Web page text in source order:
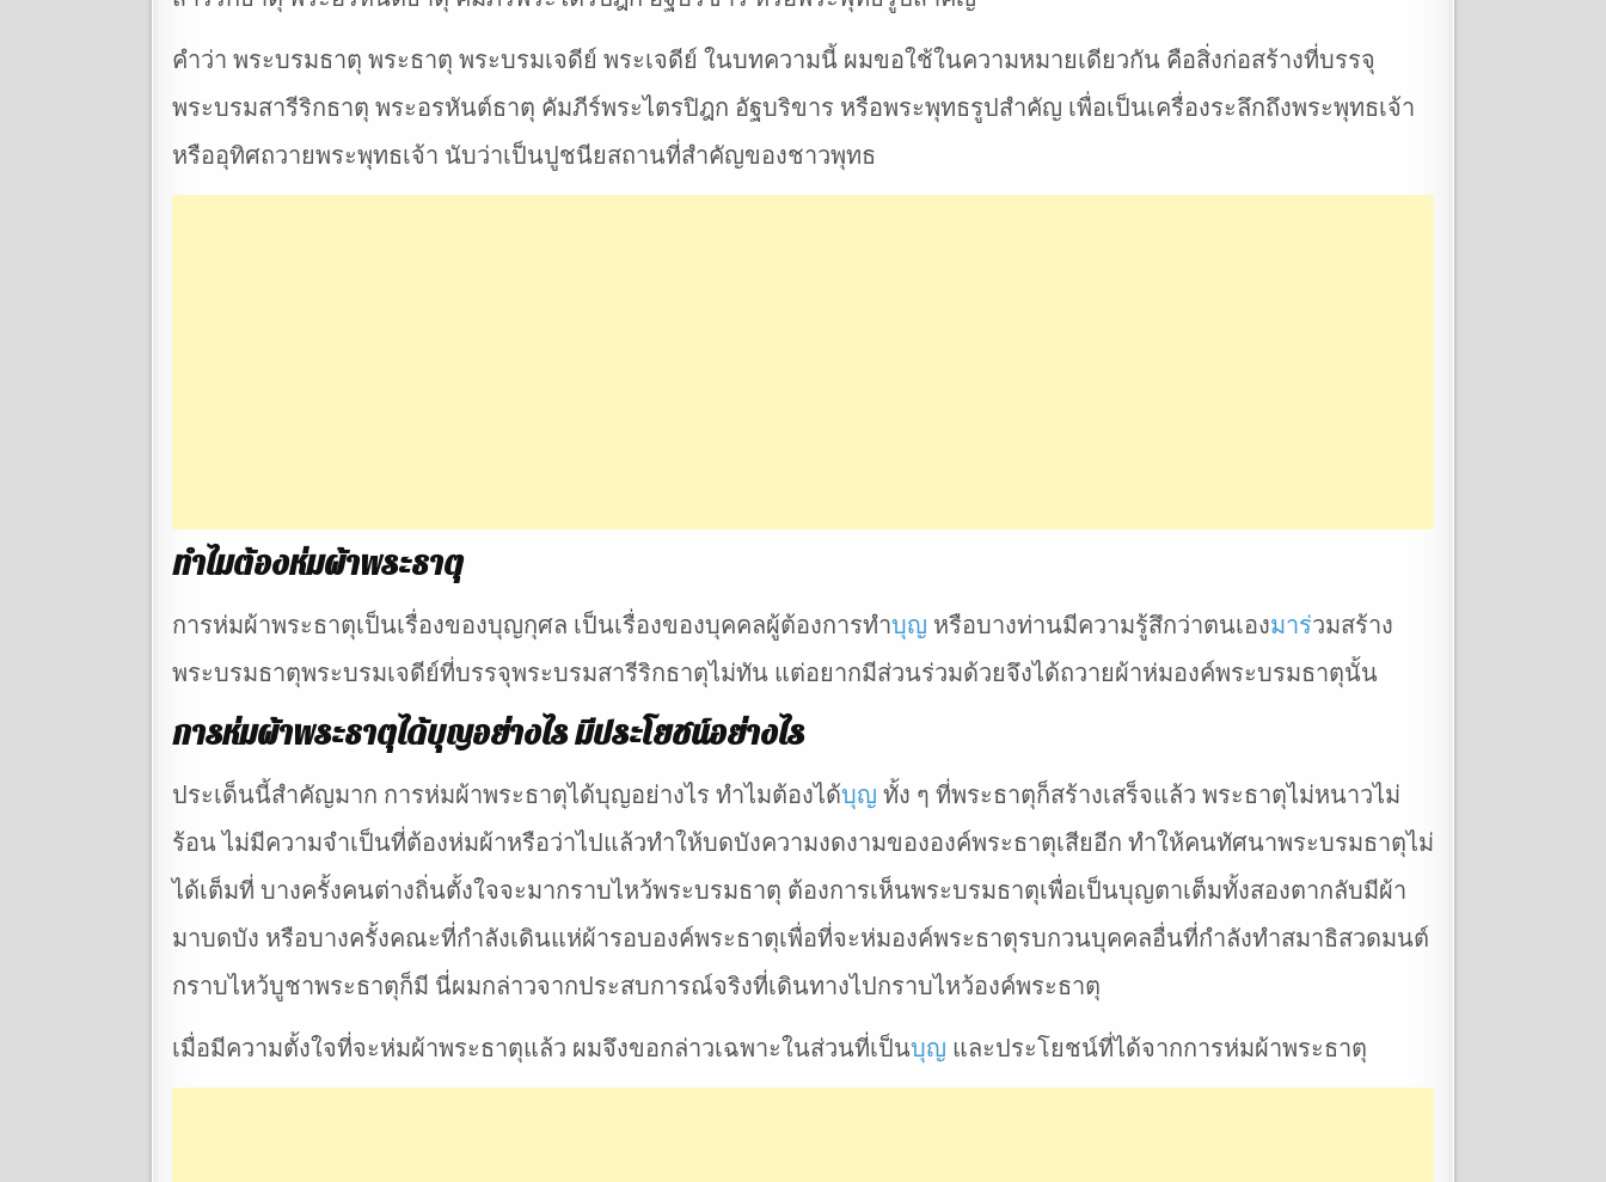
คำว่า พระบรมธาตุ พระธาตุ พระบรมเจดีย์ พระเจดีย์ ในบทความนี้ ผมขอใช้ในความหมายเดียวกัน คือสิ่งก่อสร้างที่บรรจุ
พระบรมสารีริกธาตุ พระอรหันต์ธาตุ คัมภีร์พระไตรปิฎก อัฐบริขาร หรือพระพุทธรูปสำคัญ เพื่อเป็นเครื่องระลึกถึงพระพุทธเจ้า
หรืออุทิศถวายพระพุทธเจ้า นับว่าเป็นปูชนียสถานที่สำคัญของชาวพุทธ
ทำไมต้องห่มผ้าพระธาตุ
การห่มผ้าพระธาตุเป็นเรื่องของบุญกุศล เป็นเรื่องของบุคคลผู้ต้องการทำบุญ หรือบางท่านมีความรู้สึกว่าตนเองมาร่วมสร้าง
พระบรมธาตุพระบรมเจดีย์ที่บรรจุพระบรมสารีริกธาตุไม่ทัน แต่อยากมีส่วนร่วมด้วยจึงได้ถวายผ้าห่มองค์พระบรมธาตุนั้น
การห่มผ้าพระธาตุได้บุญอย่างไรมีประโยชน์อย่างไร
ประเด็นนี้สำคัญมาก การห่มผ้าพระธาตุได้บุญอย่างไร ทำไมต้องได้บุญ ทั้ง ๆ ที่พระธาตุก็สร้างเสร็จแล้ว พระธาตุไม่หนาวไม่
ร้อน ไม่มีความจำเป็นที่ต้องห่มผ้าหรือว่าไปแล้วทำให้บดบังความงดงามขององค์พระธาตุเสียอีก ทำให้คนทัศนาพระบรมธาตุไม่
ได้เต็มที่ บางครั้งคนต่างถิ่นตั้งใจจะมากราบไหว้พระบรมธาตุ ต้องการเห็นพระบรมธาตุเพื่อเป็นบุญตาเต็มทั้งสองตากลับมีผ้า
มาบดบัง หรือบางครั้งคณะที่กำลังเดินแห่ผ้ารอบองค์พระธาตุเพื่อที่จะห่มองค์พระธาตุรบกวนบุคคลอื่นที่กำลังทำสมาธิสวดมนต์
กราบไหว้บูชาพระธาตุก็มี นี่ผมกล่าวจากประสบการณ์จริงที่เดินทางไปกราบไหว้องค์พระธาตุ
เมื่อมีความตั้งใจที่จะห่มผ้าพระธาตุแล้ว ผมจึงขอกล่าวเฉพาะในส่วนที่เป็นบุญ และประโยชน์ที่ได้จากการห่มผ้าพระธาตุ